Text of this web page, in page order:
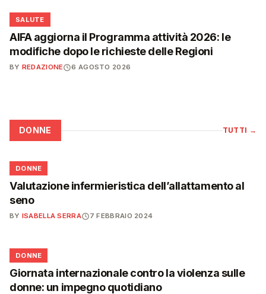
❤️
SALUTE
AIFA aggiorna il Programma attività 2026: le
modifiche dopo le richieste delle Regioni
BY REDAZIONE 6 AGOSTO 2026
DONNE TUTTI →
🌸
DONNE
Valutazione infermieristica dell’allattamento al
seno
BY ISABELLA SERRA 7 FEBBRAIO 2024
🌸
DONNE
Giornata internazionale contro la violenza sulle
donne: un impegno quotidiano